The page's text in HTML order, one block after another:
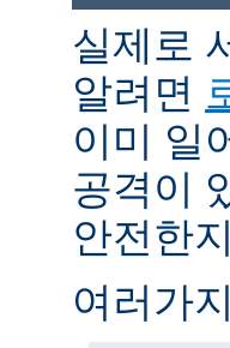
실제로
알려면
이미 일
공격이
안전한
여러가